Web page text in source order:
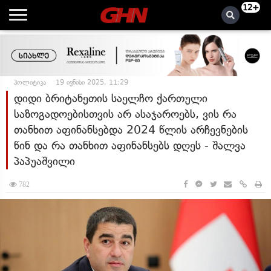
12+
პოლიტიკა 19 ივნისი 2025, 11:29
დიდი ბრიტანეთის საელჩო ქართული
საზოგადოებისთვის არ ასაჯაროებს, ვის რა
თანხით აფინანსებდა 2024 წლის არჩევნების
წინ და რა თანხით აფინანსებს დღეს - შალვა
პაპუაშვილი
782